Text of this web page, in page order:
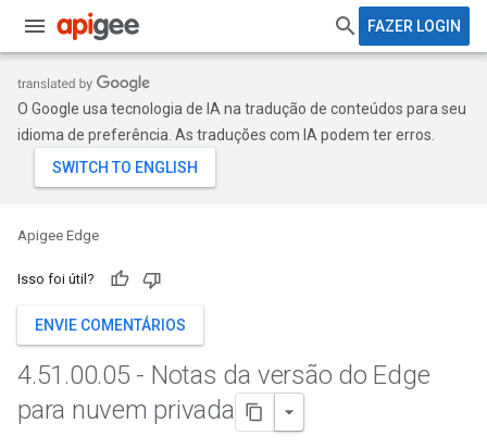
FAZER LOGIN
O Google usa tecnologia de IA na tradução de conteúdos para seu
idioma de preferência. As traduções com IA podem ter erros.
Apigee Edge
Isso foi útil?
ENVIE COMENTÁRIOS
4.51 .00.05 - Notas da versão do Edge
para nuvem privada